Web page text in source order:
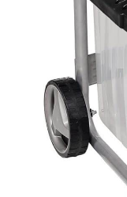
et de conception
de cette tronçonneuse
idéal au quotidien.
complet pour tous vos
Ce kit complet de
tronçonneuse
nécessaire pour une
immédiate : 2 chaînes
déjà montée), 2
gants et une
transport pratique. Que
l’intérieur ou à
complet vous équipe
vos projets, vous
d’acheter des